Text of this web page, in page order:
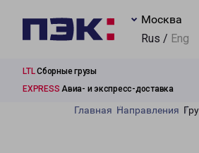
Москва
Rus / Eng
LTLСборные грузы
EXPRESS Авиа- и экспресс-доставка
Главная Направления